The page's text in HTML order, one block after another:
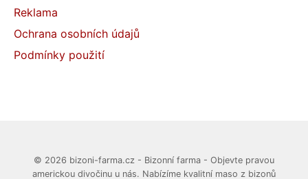
Reklama
Ochrana osobních údajů
Podmínky použití
© 2026 bizoni-farma.cz - Bizonní farma - Objevte pravou
americkou divočinu u nás. Nabízíme kvalitní maso z bizonů